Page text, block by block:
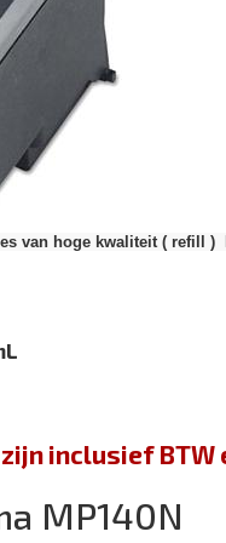
van hoge kwaliteit ( refill )
inclusief
MP140N